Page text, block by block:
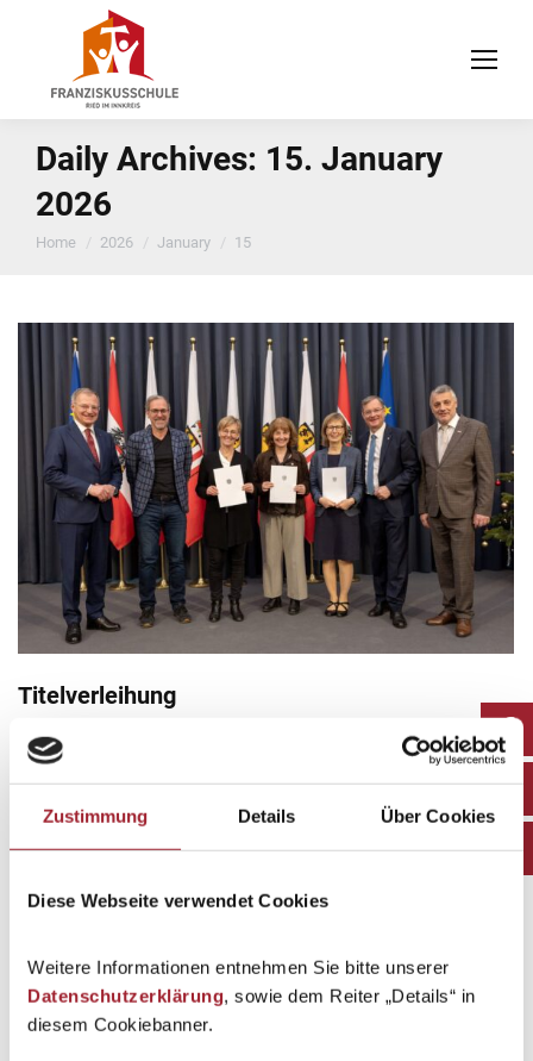
Zustimmung Details Über Cookies
Diese Webseite verwendet Cookies
Weitere Informationen entnehmen Sie bitte unserer
Datenschutzerklärung, sowie dem Reiter „Details“ in
diesem Cookiebanner.
Daily Archives: 15. January
2026
You are here:
Home 2026 January 15
Titelverleihung
Schuljahr 2025/26
Am 12. Dezember fand im Landhaus Linz eine feierliche
Titelverleihung statt.